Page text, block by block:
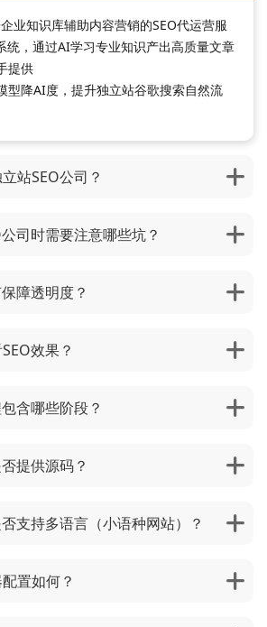
业知识库辅助内容营销的SEO代运营服
统，通过AI学习专业知识产出高质量文章
提供
型降AI度，提升独立站谷歌搜索自然流
站SEO公司？
司时需要注意哪些坑？
障透明度？
效果？
含哪些阶段？
提供源码？
支持多语言（小语种网站）？
置如何？